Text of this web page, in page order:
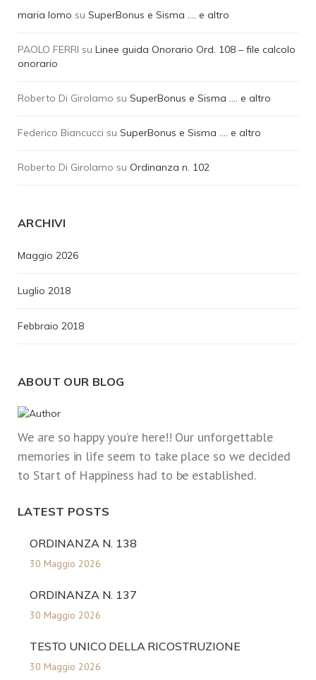
maria lomo su SuperBonus e Sisma …. e altro
PAOLO FERRI su Linee guida Onorario Ord. 108 – file calcolo
onorario
Roberto Di Girolamo su SuperBonus e Sisma …. e altro
Federico Biancucci su SuperBonus e Sisma …. e altro
Roberto Di Girolamo su Ordinanza n. 102
ARCHIVI
Maggio 2026
Luglio 2018
Febbraio 2018
ABOUT OUR BLOG
We are so happy you’re here!! Our unforgettable
memories in life seem to take place so we decided
to Start of Happiness had to be established.
LATEST POSTS
ORDINANZA N. 138
30 Maggio 2026
ORDINANZA N. 137
30 Maggio 2026
TESTO UNICO DELLA RICOSTRUZIONE
30 Maggio 2026